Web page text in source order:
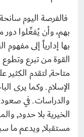
فالفرصة اليوم
بهم، وأن يُفعِّلوا دور
بها إدارياً إلى
القوة من تبرع
متاحة, لتقدم
الإسلام ـ وكما يرى
والدراسات ـ في
الخيرية بلا حدود,
مستقبلا, ويدعم ما